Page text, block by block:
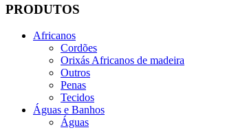
PRODUTOS
Africanos
Cordões
Orixás Africanos de madeira
Outros
Penas
Tecidos
Águas e Banhos
Águas